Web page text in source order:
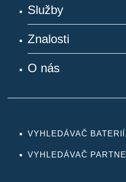
Služby
Znalosti
O nás
VYHLEDÁVAČ BATERIÍ
VYHLEDÁVAČ